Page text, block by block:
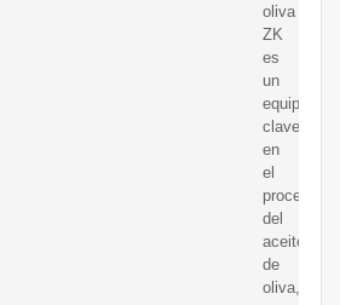
oliva
ZK
es
un
equipo
clave
en
el
del
aceite
de
oliva,